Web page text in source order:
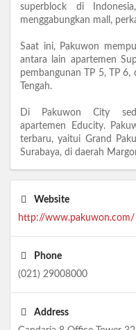
superblock di
menggabungkan mall,
Saat ini, Pakuwon
antara lain apartemen
pembangunan TP 5, TP 6,
Tengah.
Di Pakuwon City
apartemen Educity.
terbaru, yaitui Grand
Surabaya, di daerah
Website
http://www.pakuwon.com/
Phone
(021) 29008000
Address